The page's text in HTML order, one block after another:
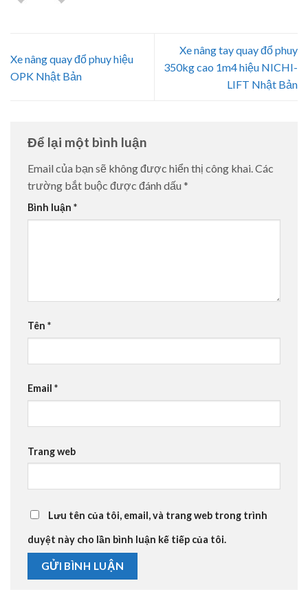
Xe nâng quay đổ phuy hiệu
OPK Nhật Bản
Xe nâng tay quay đổ phuy
350kg cao 1m4 hiệu NICHI-
LIFT Nhật Bản
Để lại một bình luận
Email của bạn sẽ không được hiển thị công khai.Các
trường bắt buộc được đánh dấu *
Bình luận *
Tên *
Email *
Trang web
Lưu tên của tôi, email, và trang web trong trình
duyệt này cho lần bình luận kế tiếp của tôi.